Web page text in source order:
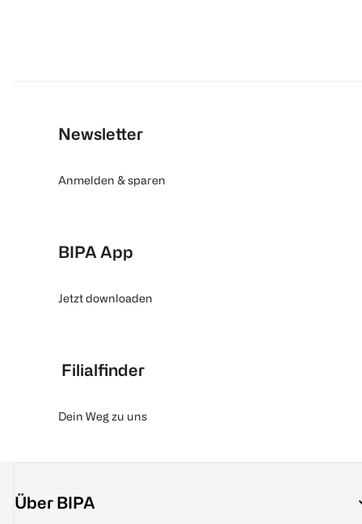
Newsletter
Anmelden & sparen
BIPA App
Jetzt downloaden
Filialfinder
Dein Weg zu uns
Über BIPA